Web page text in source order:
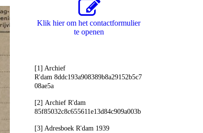
Klik hier om het contactformulier
te openen
[1] Archief
R'dam 8ddc193a908389b8a29152b5c7
08ae5a
[2] Archief R'dam
85f85032c8c655611e13d84c909a003b
[3] Adresboek R'dam 1939